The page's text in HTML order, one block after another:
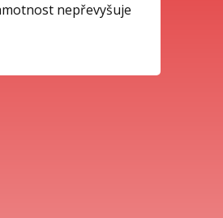
nepřevyšuje